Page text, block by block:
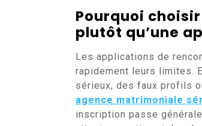
Pourquoi
plutôt qu’une
Les applications de
rapidement leurs limites.
sérieux, des faux profils
agence matrimoniale
inscription passe